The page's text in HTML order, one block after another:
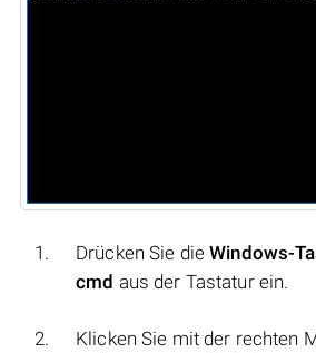
Drücken Sie dieWindows-
cmd aus der Tastatur ein.
Klicken Sie mit der rechten